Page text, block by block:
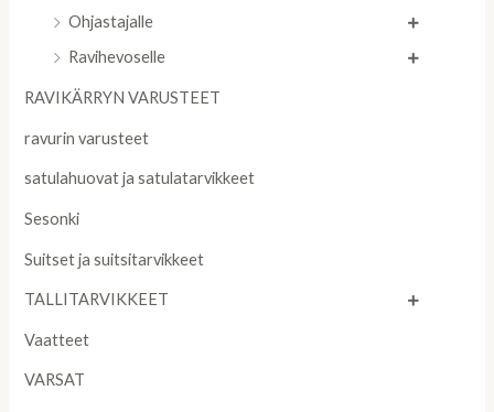
Ohjastajalle
Ravihevoselle
RAVIKÄRRYN VARUSTEET
ravurin varusteet
satulahuovat ja satulatarvikkeet
Sesonki
Suitset ja suitsitarvikkeet
TALLITARVIKKEET
Vaatteet
VARSAT